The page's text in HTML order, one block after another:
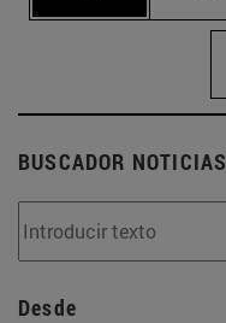
BUSCADOR NOTICIAS
Desde